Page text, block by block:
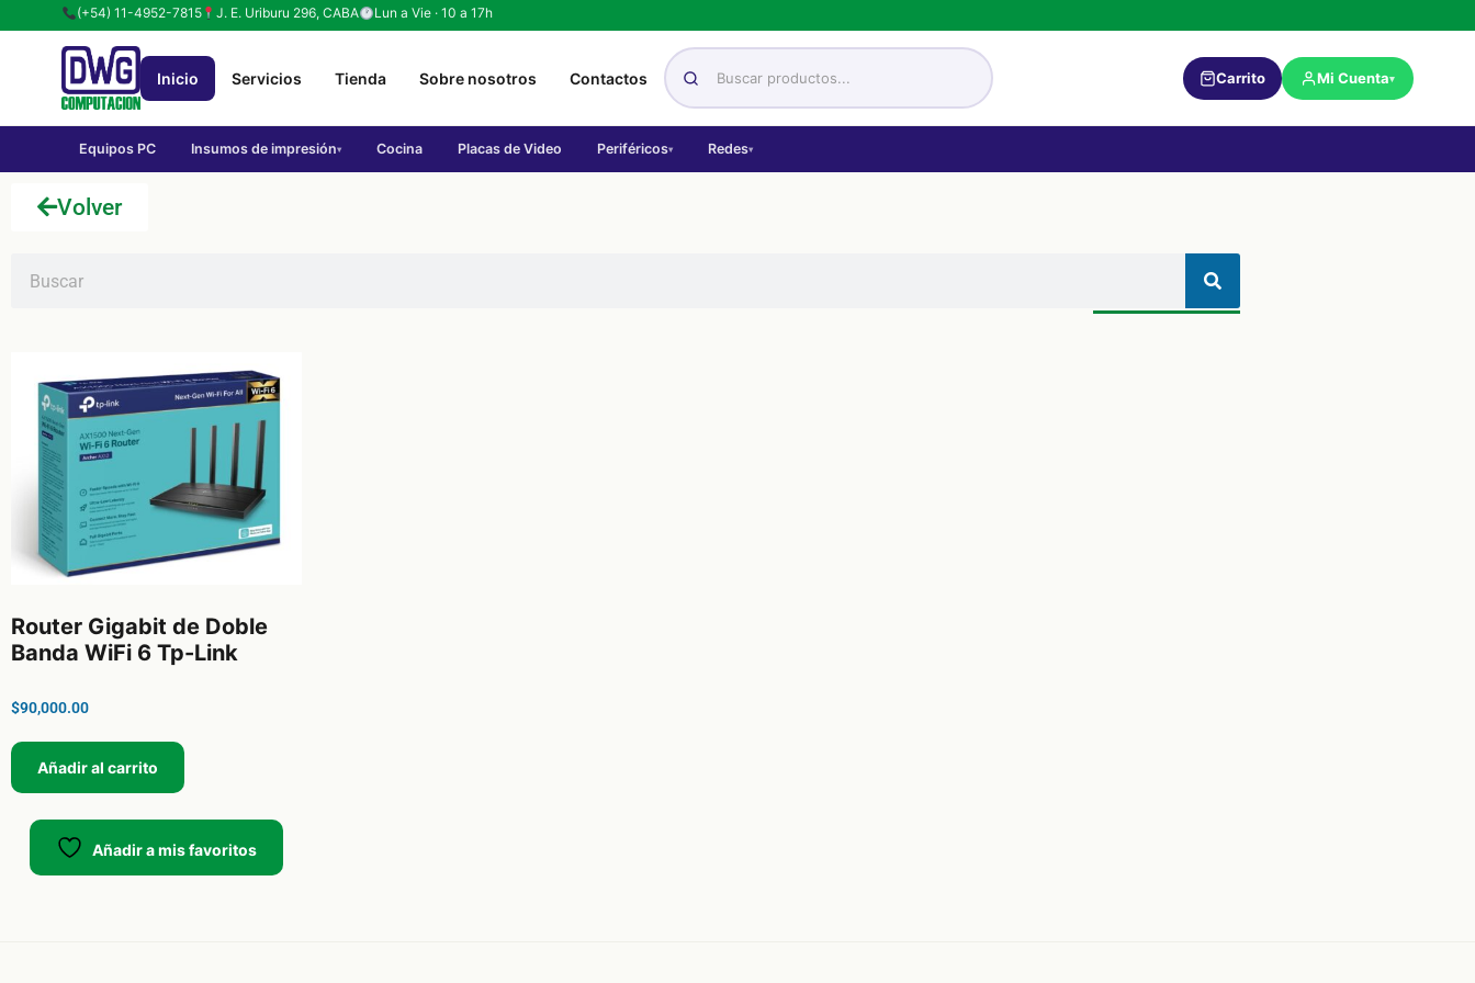
(+54) 11-4952-7815 J. E. Uriburu 296, CABA Lun a Vie · 10 a 17h
Inicio Servicios Tienda Sobre nosotros Contactos Carrito Mi Cuenta▾
Equipos PC Insumos de impresión▾ Cocina Placas de Video Periféricos▾ Redes▾
Volver
Router Gigabit de Doble
Banda WiFi 6 Tp-Link
$90,000.00
Añadir al carrito
Añadir a mis favoritos